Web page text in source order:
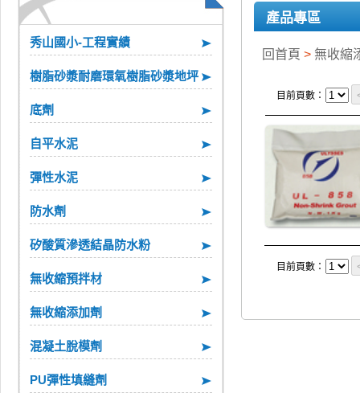
秀山國小-工程實績
樹脂砂漿耐磨環氧樹脂砂漿地坪
底劑
自平水泥
彈性水泥
防水劑
矽酸質滲透結晶防水粉
無收縮預拌材
無收縮添加劑
混凝土脫模劑
PU彈性填縫劑
產品專區
回首頁 > 無收縮
目前頁數：
目前頁數：